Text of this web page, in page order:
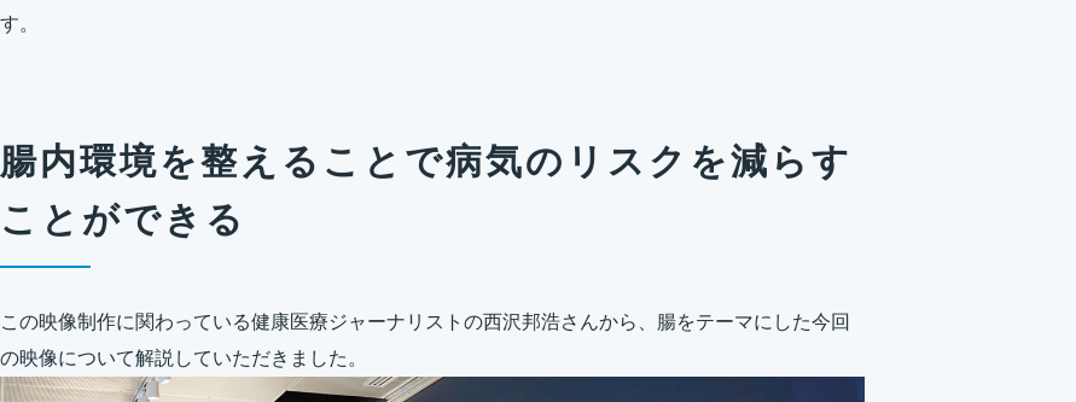
す。
腸内環境を整えることで病気のリスクを減らす
ことができる
この映像制作に関わっている健康医療ジャーナリストの西沢邦浩さんから、腸をテーマにした今回
の映像について解説していただきました。